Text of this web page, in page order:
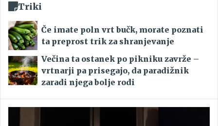
Triki
Če imate poln vrt bučk, morate poznati
ta preprost trik za shranjevanje
Večina ta ostanek po pikniku zavrže –
vrtnarji pa prisegajo, da paradižnik
zaradi njega bolje rodi